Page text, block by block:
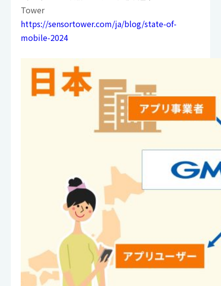
Tower
https://sensortower.com/ja/blog/state-of-
mobile-2024